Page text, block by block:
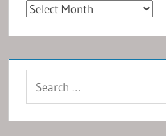
Archives